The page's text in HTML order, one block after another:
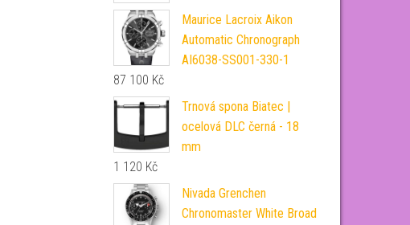
Maurice Lacroix Aikon
Automatic Chronograph
AI6038-SS001-330-1
87 100 Kč
Trnová spona Biatec |
ocelová DLC černá - 18
mm
1 120 Kč
Nivada Grenchen
Chronomaster White Broad